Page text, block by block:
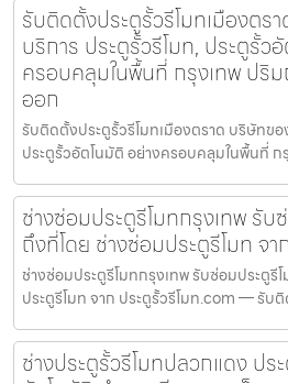
รับติดตั้งประตูรั้วรีโมทเมืองตร
บริการ ประตูรั้วรีโมท, ประตูรั้ว
ครอบคลุมในพื้นที่ กรุงเทพ ปริ
ออก
รับติดตั้งประตูรั้วรีโมทเมืองตราด บริษัทขอ
ประตูรั้วอัตโนมัติ อย่างครอบคลุมในพื้นที่ ก
ช่างซ่อมประตูรีโมทกรุงเทพ รับ
ถึงที่โดย ช่างซ่อมประตูรีโมท จ
ช่างซ่อมประตูรีโมทกรุงเทพ รับซ่อมประตูรี
ประตูรีโมท จาก ประตูรั้วรีโมท.com — รับ
ช่างประตูรั้วรีโมทปลวกแดง ปร